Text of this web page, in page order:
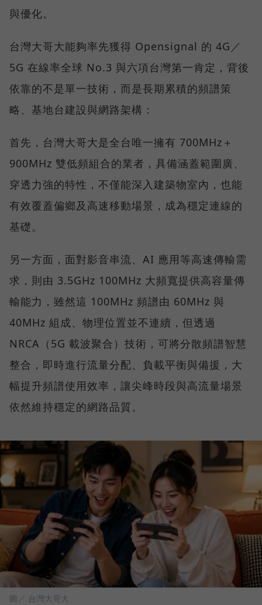
與優化。
台灣大哥大能夠率先獲得 Opensignal 的 4G／
5G 在線率全球 No.3 與六項台灣第一肯定，背後
依靠的不是單一技術，而是長期累積的頻譜策
略、基地台建設與網路架構：
首先，台灣大哥大是全台唯一擁有 700MHz＋
900MHz 雙低頻組合的業者，具備涵蓋範圍廣、
穿透力強的特性，不僅能深入建築物室內，也能
有效覆蓋偏鄉及高速移動場景，成為穩定連線的
基礎。
另一方面，面對影音串流、AI 應用等高速傳輸需
求，則由 3.5GHz 100MHz 大頻寬提供高容量傳
輸能力，雖然這 100MHz 頻譜由 60MHz 與
40MHz 組成、物理位置並不連續，但透過
NRCA（5G 載波聚合）技術，可將分散頻譜智慧
整合，即時進行流量分配、負載平衡與備援，大
幅提升頻譜使用效率，讓尖峰時段與高流量場景
依然維持穩定的網路品質。
圖／ 台灣大哥大